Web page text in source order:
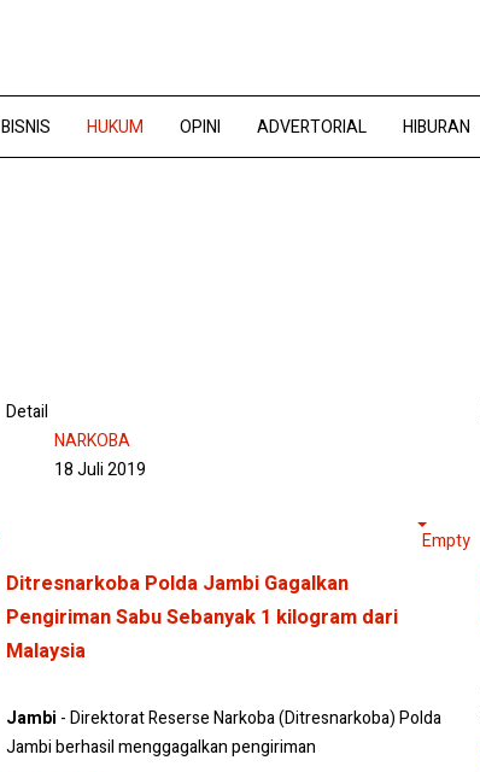
BISNIS HUKUM OPINI ADVERTORIAL HIBURAN
Detail
NARKOBA
18 Juli 2019
Empty
Ditresnarkoba Polda Jambi Gagalkan
Pengiriman Sabu Sebanyak 1 kilogram dari
Malaysia
Jambi - Direktorat Reserse Narkoba (Ditresnarkoba) Polda
Jambi berhasil menggagalkan pengiriman